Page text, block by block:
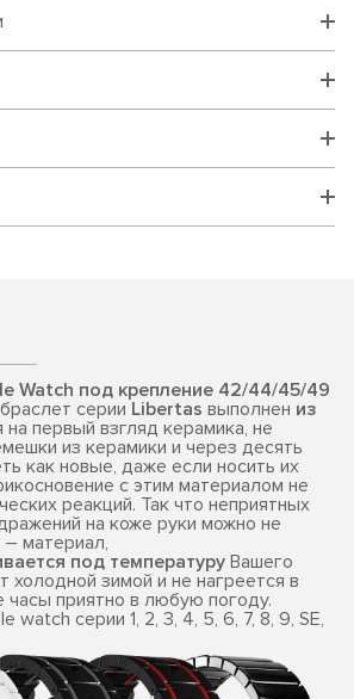
Watch под крепление 42/44/45/49
серии Libertas выполнен из
на первый взгляд керамика, не
из керамики и через десять
как новые, даже если носить их
с этим материалом не
реакций. Так что неприятных
на коже руки можно не
– материал,
под температуру Вашего
холодной зимой и не нагреется в
часы приятно в любую погоду.
watch серии 1, 2, 3, 4, 5, 6, 7, 8, 9, SE,